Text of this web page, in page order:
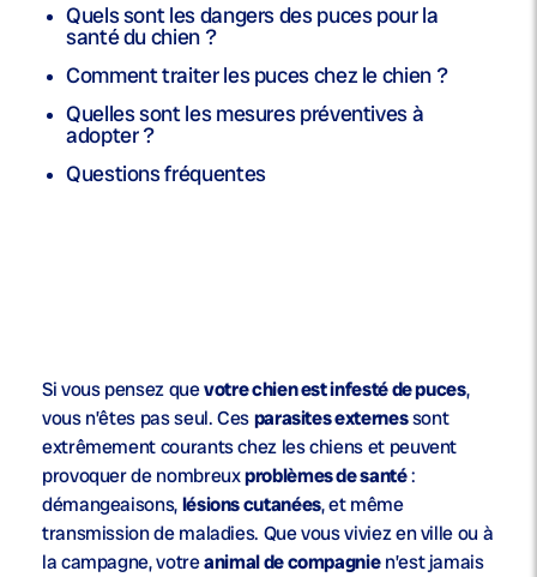
Quels sont les dangers des puces pour la
santé du chien ?
Comment traiter les puces chez le chien ?
Quelles sont les mesures préventives à
adopter ?
Questions fréquentes
Si vous pensez quevotre chien est infesté de puces,
vous n’êtes pas seul. Cesparasites externessont
extrêmement courants chez les chiens et peuvent
provoquer de nombreuxproblèmes de santé:
démangeaisons,lésions cutanées, et même
transmission de maladies. Que vous viviez en ville ou à
la campagne, votreanimal de compagnien’est jamais